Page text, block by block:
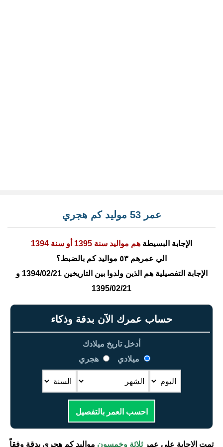
عمر 53 موليد كم هجري
الإجابة البسيطة هم مواليد سنة 1395 أو سنة 1394
الي عمرهم ٥٣ مواليد كم بالضبط؟
الإجابة التفصيلية هم الذين ولدوا بين التاريخين 1394/02/21 و
1395/02/21
حساب عمرك الآن بدقة وذكاء
أدخل تاريخ ميلادك
ميلادي
هجري
احسب العمر بالتفصيل
تمت الإجابة على عمرثلاثة وخمسون مواليد كم هجري بدقة وفقاً